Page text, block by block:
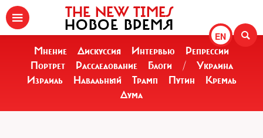
EN
THE NEW TIMES
НОВОЕ ВРЕМЯ
Мнение Дискуссия Интервью
Репрессии
Портрет
Расследование Блоги /
Украина
Израиль
Навальный Трамп Путин
Кремль
Дума